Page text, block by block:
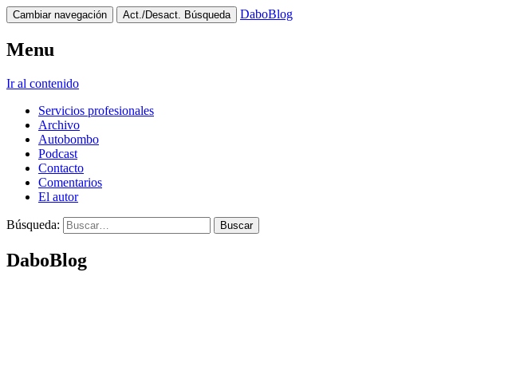
Cambiar navegación Act./Desact. Búsqueda DaboBlog
Menu
Ir al contenido
Servicios profesionales
Archivo
Autobombo
Podcast
Contacto
Comentarios
El autor
Búsqueda:
DaboBlog